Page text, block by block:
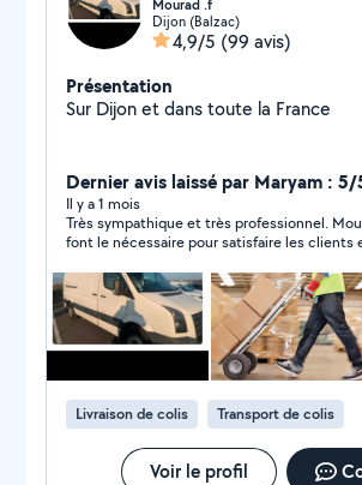
Mourad .f
Dijon (Balzac)
4,9/5 (99 avis)
Présentation
Sur Dijon et dans toute la France
Dernier avis laissé par Maryam : 5/
Il y a 1 mois
Très sympathique et très professionnel.
font le nécessaire pour satisfaire les clients
Livraison de colis Transport de colis
Voir le profil